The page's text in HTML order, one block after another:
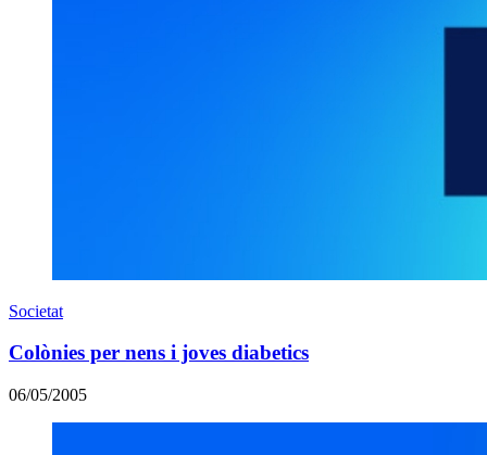
Societat
Colònies per nens i joves diabetics
06/05/2005